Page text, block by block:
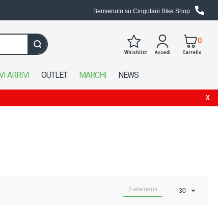
Benvenuto su Cingolani Bike Shop
Accedi
Whishlist
0
Carrello
ARRIVI OUTLET MARCHI NEWS
3 elementi 30